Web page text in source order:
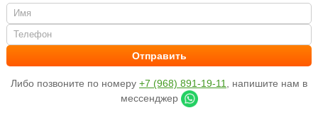
Либо позвоните по номеру +7 (968) 891-19-11
, напишите нам в
мессенджер